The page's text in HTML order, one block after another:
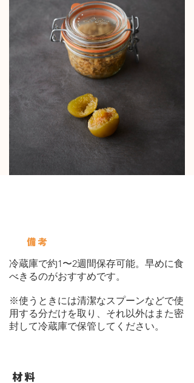
備考
冷蔵庫で約1〜2週間保存可能。早めに食
べきるのがおすすめです。
※使うときには清潔なスプーンなどで使
用する分だけを取り、それ以外はまた密
封して冷蔵庫で保管してください。
​材料